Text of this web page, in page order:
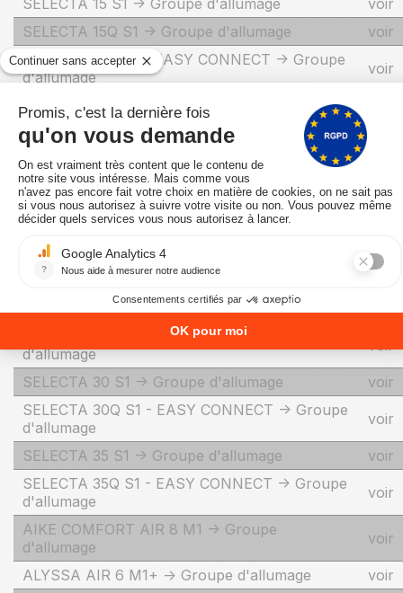
SELECTA 15 S1 -> Groupe d'allumage
voir
SELECTA 15Q S1 -> Groupe d'allumage
voir
SELECTA 15Q S1 - EASY CONNECT -> Groupe
d'allumage
voir
SELECTA 20 S1 -> Groupe d'allumage
SELECTA 20Q S1 -> Groupe d'allumage
SELECTA 20Q S1 - EASY CONNECT -> Groupe
d'allumage
SELECTA 25 ACS S1 -> Groupe d'allumage
voir
SELECTA 25Q ACS S1 - EASY CONNECT ->
voir
SELECTA 25Q S1 -> Groupe d'allumage
voir
SELECTA 25Q S1 - EASY CONNECT -> Groupe
d'allumage
voir
SELECTA 30 S1 -> Groupe d'allumage
voir
SELECTA 30Q S1 - EASY CONNECT -> Groupe
d'allumage
voir
SELECTA 35 S1 -> Groupe d'allumage
voir
SELECTA 35Q S1 - EASY CONNECT -> Groupe
d'allumage
voir
AIKE COMFORT AIR 8 M1 -> Groupe
d'allumage
voir
ALYSSA AIR 6 M1+ -> Groupe d'allumage
voir